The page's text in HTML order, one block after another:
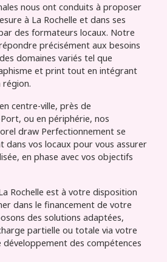
nous ont conduits à proposer
à La Rochelle et dans ses
des formateurs locaux. Notre
précisément aux besoins
domaines variés tel que
et print tout en intégrant
région.
centre-ville, près de
ou en périphérie, nos
draw Perfectionnement se
dans vos locaux pour vous assurer
en phase avec vos objectifs
La Rochelle est à votre disposition
dans le financement de votre
des solutions adaptées,
partielle ou totale via votre
développement des compétences